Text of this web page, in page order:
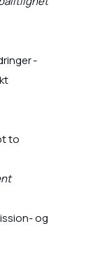
-
to
og